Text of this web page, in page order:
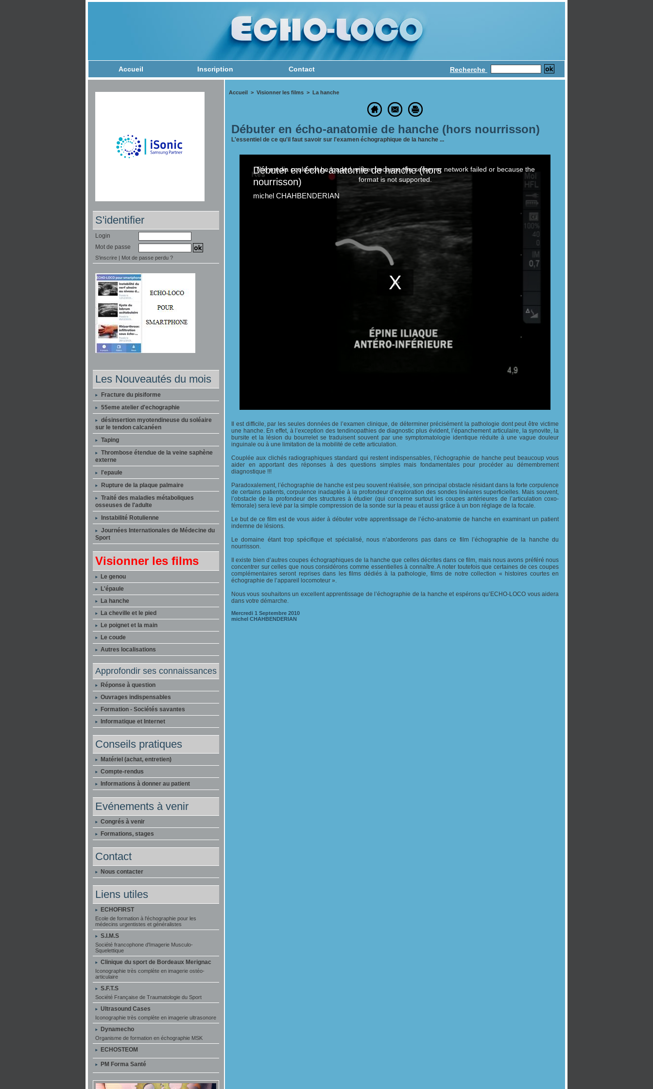
Accueil Inscription Contact Recherche
S'identifier
Login
Mot de passe
S'inscrire | Mot de passe perdu ?
Les Nouveautés du mois
Fracture du pisiforme
55eme atelier d'echographie
désinsertion myotendineuse du soléaire
sur le tendon calcanéen
Taping
Thrombose étendue de la veine saphène
externe
l'epaule
Rupture de la plaque palmaire
Traité des maladies métaboliques
osseuses de l'adulte
Instabilité Rotulienne
Journées Internationales de Médecine du
Sport
Visionner les films
Le genou
L'épaule
La hanche
La cheville et le pied
Le poignet et la main
Le coude
Autres localisations
Approfondir ses connaissances
Réponse à question
Ouvrages indispensables
Formation - Sociétés savantes
Informatique et Internet
Conseils pratiques
Matériel (achat, entretien)
Compte-rendus
Informations à donner au patient
Evénements à venir
Congrés à venir
Formations, stages
Contact
Nous contacter
Liens utiles
ECHOFIRST
Ecole de formation à l'échographie pour les
médecins urgentistes et généralistes
S.I.M.S
Société francophone d'Imagerie Musculo-
Squelettique
Clinique du sport de Bordeaux Merignac
Iconographie très complète en imagerie ostéo-
articulaire
S.F.T.S
Société Française de Traumatologie du Sport
Ultrasound Cases
Iconographie très complète en imagerie ultrasonore
Dynamecho
Organisme de formation en échographie MSK
ECHOSTEOM
PM Forma Santé
Accueil > Visionner les films > La hanche
Débuter en écho-anatomie de hanche (hors nourrisson)
L'essentiel de ce qu'il faut savoir sur l'examen échographique de la hanche ...
Il est difficile, par les seules données de l’examen clinique, de déterminer précisément la pathologie dont peut être victime
une hanche. En effet, à l’exception des tendinopathies de diagnostic plus évident, l’épanchement articulaire, la synovite, la
bursite et la lésion du bourrelet se traduisent souvent par une symptomatologie identique réduite à une vague douleur
inguinale ou à une limitation de la mobilité de cette articulation.
Couplée aux clichés radiographiques standard qui restent indispensables, l’échographie de hanche peut beaucoup vous
aider en apportant des réponses à des questions simples mais fondamentales pour procéder au démembrement
diagnostique !!!
Paradoxalement, l’échographie de hanche est peu souvent réalisée, son principal obstacle résidant dans la forte corpulence
de certains patients, corpulence inadaptée à la profondeur d’exploration des sondes linéaires superficielles. Mais souvent,
l’obstacle de la profondeur des structures à étudier (qui concerne surtout les coupes antérieures de l’articulation coxo-
fémorale) sera levé par la simple compression de la sonde sur la peau et aussi grâce à un bon réglage de la focale.
Le but de ce film est de vous aider à débuter votre apprentissage de l’écho-anatomie de hanche en examinant un patient
indemne de lésions.
Le domaine étant trop spécifique et spécialisé, nous n’aborderons pas dans ce film l’échographie de la hanche du
nourrisson.
Il existe bien d’autres coupes échographiques de la hanche que celles décrites dans ce film, mais nous avons préféré nous
concentrer sur celles que nous considérons comme essentielles à connaître. A noter toutefois que certaines de ces coupes
complémentaires seront reprises dans les films dédiés à la pathologie, films de notre collection « histoires courtes en
échographie de l’appareil locomoteur ».
Nous vous souhaitons un excellent apprentissage de l’échographie de la hanche et espérons qu’ECHO-LOCO vous aidera
dans votre démarche.
Mercredi 1 Septembre 2010
michel CHAHBENDERIAN